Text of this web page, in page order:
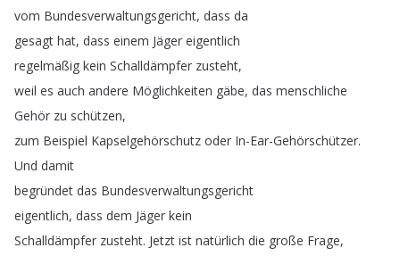
vom Bundesverwaltungsgericht, dass da
gesagt hat, dass einem Jäger eigentlich
regelmäßig kein Schalldämpfer zusteht,
weil es auch andere Möglichkeiten gäbe, das menschliche
Gehör zu schützen,
zum Beispiel Kapselgehörschutz oder In-Ear-Gehörschützer.
Und damit
begründet das Bundesverwaltungsgericht
eigentlich, dass dem Jäger kein
Schalldämpfer zusteht. Jetzt ist natürlich die große Frage,